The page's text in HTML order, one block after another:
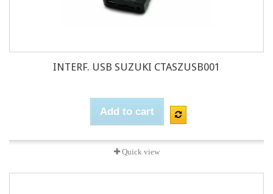
INTERF. USB SUZUKI CTASZUSB001
Add to cart
Quick view